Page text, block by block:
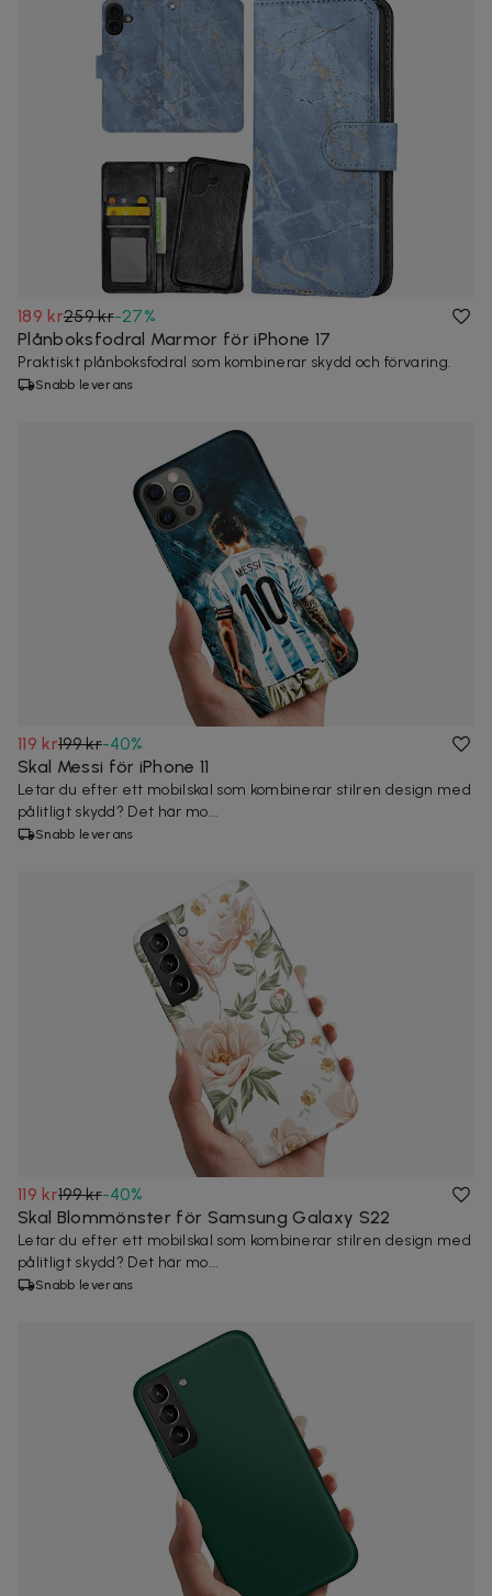
189 kr259 kr-27%
Plånboksfodral Marmor för iPhone 17
Praktiskt plånboksfodral som kombinerar skydd och förvaring.
Snabb leverans
119 kr199 kr-40%
Skal Messi för iPhone 11
Letar du efter ett mobilskal som kombinerar stilren design med
pålitligt skydd? Det här mo...
Snabb leverans
119 kr199 kr-40%
Skal Blommönster för Samsung Galaxy S22
Letar du efter ett mobilskal som kombinerar stilren design med
pålitligt skydd? Det här mo...
Snabb leverans